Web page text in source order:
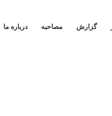
گزارش مصاحبه درباره ما